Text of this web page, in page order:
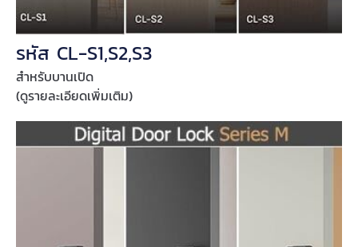
รหัส CL-S1,S2,S3
สำหรับบานเปิด
(ดูรายละเอียดเพิ่มเติม)